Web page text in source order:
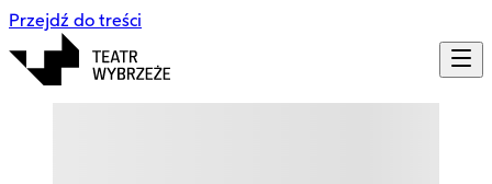
Przejdź do treści